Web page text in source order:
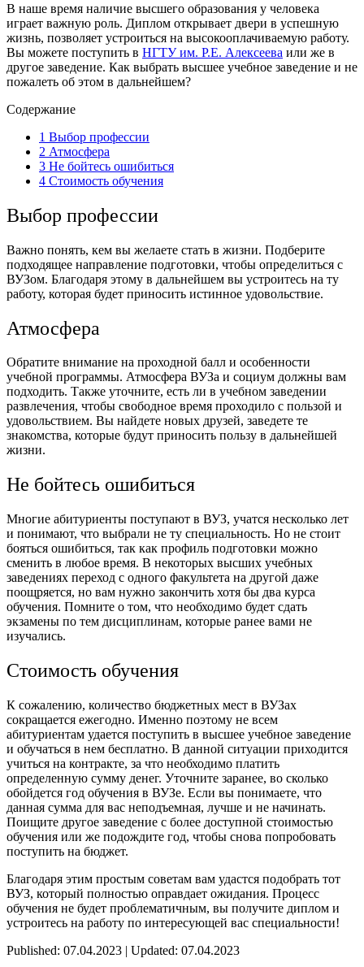
В наше время наличие высшего образования у человека
играет важную роль. Диплом открывает двери в успешную
жизнь, позволяет устроиться на высокооплачиваемую работу.
Вы можете поступить в НГТУ им. Р.Е. Алексеева или же в
другое заведение. Как выбрать высшее учебное заведение и не
пожалеть об этом в дальнейшем?
Содержание
1 Выбор профессии
2 Атмосфера
3 Не бойтесь ошибиться
4 Стоимость обучения
Выбор профессии
Важно понять, кем вы желаете стать в жизни. Подберите
подходящее направление подготовки, чтобы определиться с
ВУЗом. Благодаря этому в дальнейшем вы устроитесь на ту
работу, которая будет приносить истинное удовольствие.
Атмосфера
Обратите внимание на проходной балл и особенности
учебной программы. Атмосфера ВУЗа и социум должны вам
подходить. Также уточните, есть ли в учебном заведении
развлечения, чтобы свободное время проходило с пользой и
удовольствием. Вы найдете новых друзей, заведете те
знакомства, которые будут приносить пользу в дальнейшей
жизни.
Не бойтесь ошибиться
Многие абитуриенты поступают в ВУЗ, учатся несколько лет
и понимают, что выбрали не ту специальность. Но не стоит
бояться ошибиться, так как профиль подготовки можно
сменить в любое время. В некоторых высших учебных
заведениях переход с одного факультета на другой даже
поощряется, но вам нужно закончить хотя бы два курса
обучения. Помните о том, что необходимо будет сдать
экзамены по тем дисциплинам, которые ранее вами не
изучались.
Стоимость обучения
К сожалению, количество бюджетных мест в ВУЗах
сокращается ежегодно. Именно поэтому не всем
абитуриентам удается поступить в высшее учебное заведение
и обучаться в нем бесплатно. В данной ситуации приходится
учиться на контракте, за что необходимо платить
определенную сумму денег. Уточните заранее, во сколько
обойдется год обучения в ВУЗе. Если вы понимаете, что
данная сумма для вас неподъемная, лучше и не начинать.
Поищите другое заведение с более доступной стоимостью
обучения или же подождите год, чтобы снова попробовать
поступить на бюджет.
Благодаря этим простым советам вам удастся подобрать тот
ВУЗ, который полностью оправдает ожидания. Процесс
обучения не будет проблематичным, вы получите диплом и
устроитесь на работу по интересующей вас специальности!
Published: 07.04.2023 | Updated: 07.04.2023